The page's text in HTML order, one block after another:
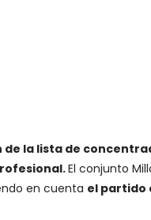
la lista de
El conjunto
en cuenta el partido